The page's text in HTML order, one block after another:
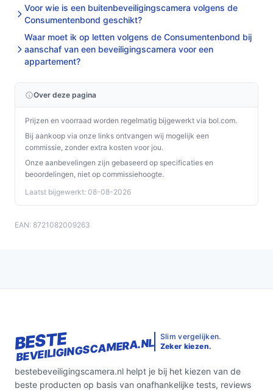
Voor wie is een buitenbeveiligingscamera volgens de
Consumentenbond geschikt?
Waar moet ik op letten volgens de Consumentenbond bij
aanschaf van een beveiligingscamera voor een
appartement?
Over deze pagina
Prijzen en voorraad worden regelmatig bijgewerkt via bol.com.
Bij aankoop via onze links ontvangen wij mogelijk een
commissie, zonder extra kosten voor jou.
Onze aanbevelingen zijn gebaseerd op specificaties en
beoordelingen, niet op commissiehoogte.
Laatst bijgewerkt: 08-08-2026
EAN: 8721082009263
BESTE
BEVEILIGINGSCAMERA.NL Slim vergelijken.
Zeker kiezen.
bestebeveiligingscamera.nl helpt je bij het kiezen van de
beste producten op basis van onafhankelijke tests, reviews